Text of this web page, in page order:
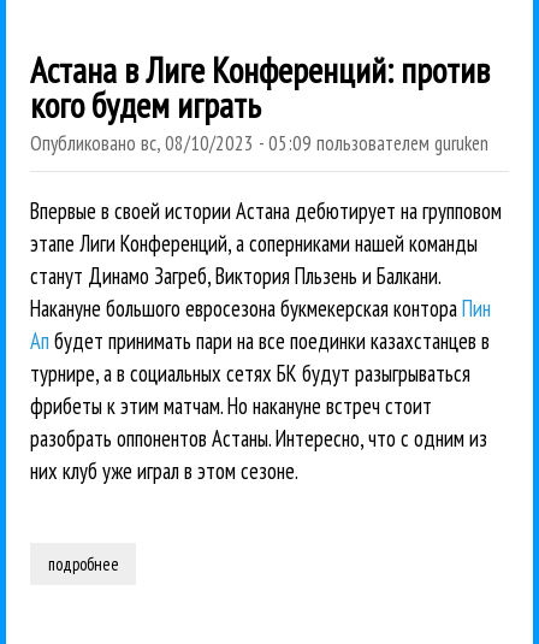
Астана в Лиге Конференций: против
кого будем играть
Опубликовано вс, 08/10/2023 - 05:09 пользователем guruken
Впервые в своей истории Астана дебютирует на групповом
этапе Лиги Конференций, а соперниками нашей команды
станут Динамо Загреб, Виктория Пльзень и Балкани.
Накануне большого евросезона букмекерская контораПин
Ап будет принимать пари на все поединки казахстанцев в
турнире, а в социальных сетях БК будут разыгрываться
фрибеты к этим матчам. Но накануне встреч стоит
разобрать оппонентов Астаны. Интересно, что с одним из
них клуб уже играл в этом сезоне.
подробнее